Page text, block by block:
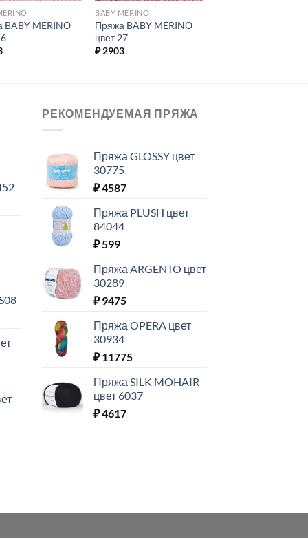
BABY MERINO
BABY MERINO
Пряжа BABY MERINO
цвет 27
₽2903
РЕКОМЕНДУЕМАЯ ПРЯЖА
Пряжа GLOSSY цвет
30775
₽4587
Пряжа PLUSH цвет
84044
₽599
Пряжа ARGENTO цвет
30289
₽9475
Пряжа OPERA цвет
30934
₽11775
Пряжа SILK MOHAIR
цвет 6037
₽4617